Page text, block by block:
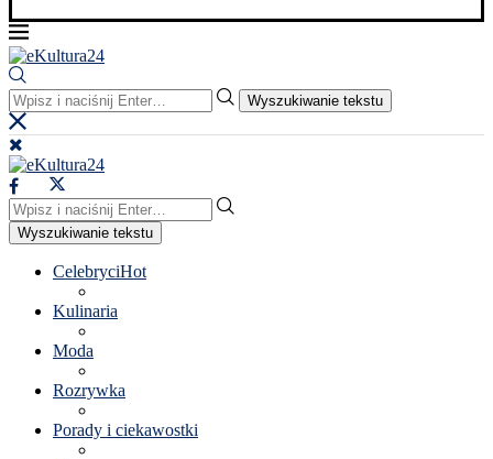
Wyszukiwanie tekstu
Wyszukiwanie tekstu
CelebryciHot
Kulinaria
Moda
Rozrywka
Porady i ciekawostki